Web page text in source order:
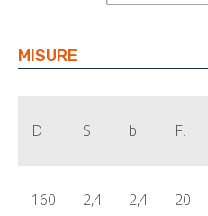
MISURE
D S b F.
160 2,4 2,4 20